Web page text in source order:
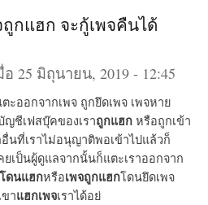
กแฮก จะกู้เพจคืนได้
อ 25 มิถุนายน, 2019 - 12:45
ะออกจากเพจ ถูกยึดเพจ เพจหาย
ญชีเฟสบุ๊คของเราถูกแฮก หรือถูกเข้า
ที่เราไม่อนุญาติพอเข้าไปแล้วก็
ยเป็นผู้ดูแลจากนั้นก็แตะเราออกจาก
ดนแฮกหรือเพจถูกแฮกโดนยึดเพจ
าแฮกเพจเราได้อย่